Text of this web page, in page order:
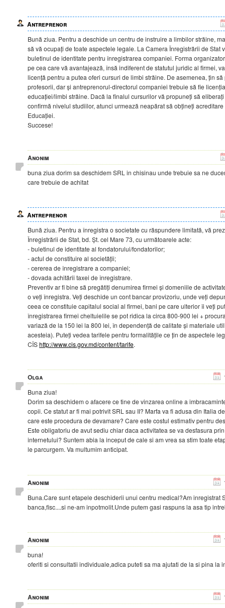
Antreprenor
Bună ziua. Pentru a deschide un centru de instruire a limbilor străine,
să vă ocupați de toate aspectele legale. La Camera Înregistrării de Stat
buletinul de identitate pentru înregistrarea companiei. Forma
pe cea care vă avantajează, însă indiferent de statutul juridic al firmei,
licență pentru a putea oferi cursuri de limbi străine. De asemenea, țin
profesorii, dar și antreprenorul-directorul companiei trebuie să fie
educației/limbi străine. Dacă la finalul cursurilor vă propuneți să
confirmă nivelul studiilor, atunci urmează neapărat să obțineți
Educației.
Succese!
Anonim
buna ziua dorim sa deschidem SRL in chisinau unde trebuie sa ne
care trebuie de achitat
Antreprenor
Bună ziua. Pentru a înregistra o societate cu răspundere limitată, vă
Înregistrării de Stat, bd. Șt. cel Mare 73, cu următoarele acte:
- buletinul de identitate al fondatorului/fondatorilor;
- actul de constituire al societății;
- cererea de înregistrare a companiei;
- dovada achitării taxei de înregistrare.
Preventiv ar fi bine să pregătiți denumirea firmei și domeniile de
o veți înregistra. Veți deschide un cont bancar provizoriu, unde veți
ceea ce constituie capitalul social al firmei, bani pe care ulterior îi veți
înregistrarea firmei cheltuielile se pot ridica la circa 800-900 lei +
variază de la 150 lei la 800 lei, în dependență de calitate și materiale
acesteia). Puteți vedea tarifele pentru formalitățile ce țin de aspectele
CÎShttp://www.cis.gov.md/content/tarife.
Olga
Buna ziua!
Dorim sa deschidem o afacere ce tine de vinzarea online a
copii. Ce statut ar fi mai potrivit SRL sau II? Marfa va fi adusa din Italia
care este procedura de devamare? Care este costul estimativ pentru
Este obligatoriu de avut sediu chiar daca activitatea se va desfasura
internetului? Suntem abia la inceput de cale si am vrea sa stim toate
le parcurgem. Va multumim anticipat.
Anonim
Buna.Care sunt etapele deschiderii unui centru medical?Am inregistrat
banca,fisc....si ne-am inpotmolit.Unde putem gasi raspuns la asa tip
Anonim
buna!
oferiti si consultatii individuale,adica puteti sa ma ajutati de la si pina la
Anonim